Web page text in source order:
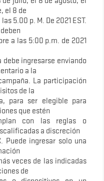
el 8 de
5.00 p. M. De 2021 EST.
a las 5:00 p.m. de 2021
ingresarse enviando
a la
La participación
de la
para ser elegible para
que estén
con las reglas o
a discreción
Puede ingresar solo una
veces de las indicadas
de